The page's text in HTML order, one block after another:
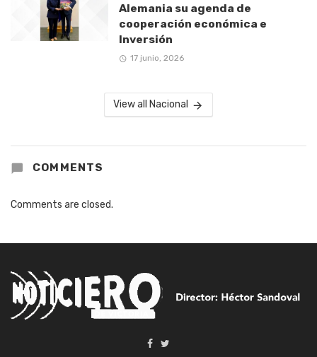
Alemania su agenda de
cooperación económica e
Inversión
17 junio, 2026
View all Nacional
COMMENTS
Comments are closed.